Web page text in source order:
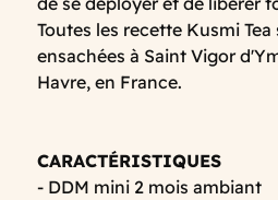
Toutes les recette Kusmi
ensachées à Saint Vigor
Havre, en France.
CARACTÉRISTIQUES
- DDM mini 2 mois ambiant